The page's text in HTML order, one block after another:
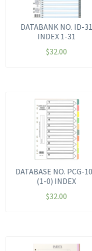
DATABANK NO. ID-31
INDEX 1-31
$32.00
DATABASE NO. PCG-
(1-0) INDEX
$32.00